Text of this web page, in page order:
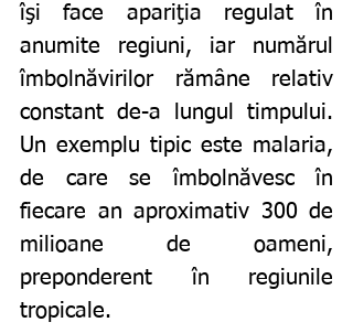
îşi face apariţia regulat în
anumite regiuni, iar numărul
îmbolnăvirilor rămâne relativ
constant de-a lungul timpului.
Un exemplu tipic este malaria,
de care se îmbolnăvesc în
fiecare an aproximativ 300 de
milioane de oameni,
preponderent în regiunile
tropicale.